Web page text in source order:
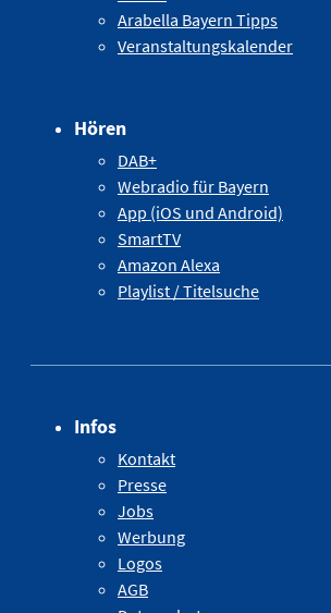
Arabella Bayern Tipps
Veranstaltungskalender
Hören
DAB+
Webradio für Bayern
App (iOS und Android)
SmartTV
Amazon Alexa
Playlist / Titelsuche
Infos
Kontakt
Presse
Jobs
Werbung
Logos
AGB